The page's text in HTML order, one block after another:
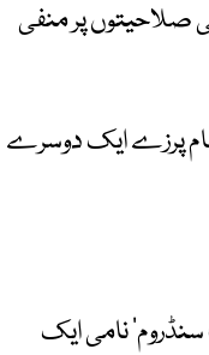
صلاحیتوں پر منفی
پرزے ایک دوسرے
جیک کو ’ڈراویٹ سنڈروم‘ نامی ایک